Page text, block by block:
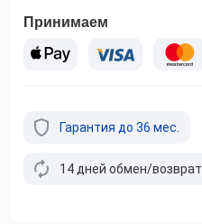
Принимаем
Гарантия до 36 мес.
14 дней обмен/возврат